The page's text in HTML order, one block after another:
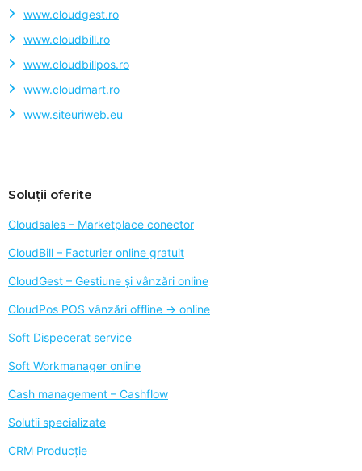
www.cloudgest.ro
www.cloudbill.ro
www.cloudbillpos.ro
www.cloudmart.ro
www.siteuriweb.eu
Soluții oferite
Cloudsales – Marketplace conector
CloudBill – Facturier online gratuit
CloudGest – Gestiune și vânzări online
CloudPos POS vânzări offline -> online
Soft Dispecerat service
Soft Workmanager online
Cash management – Cashflow
Solutii specializate
CRM Producție